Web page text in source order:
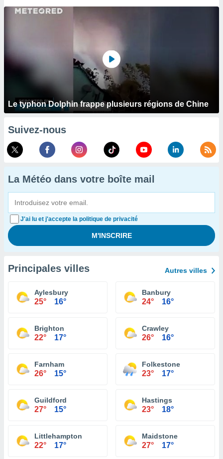
Le typhon Dolphin frappe plusieurs régions de Chine
Suivez-nous
La Météo dans votre boîte mail
J'ai lu et j'accepte la politique de privacité
Principales villes Autres villes
Aylesbury
25° 16°
Banbury
24° 16°
Brighton
22° 17°
Crawley
26° 16°
Farnham
26° 15°
Folkestone
23° 17°
Guildford
27° 15°
Hastings
23° 18°
Littlehampton
22° 17°
Maidstone
27° 17°